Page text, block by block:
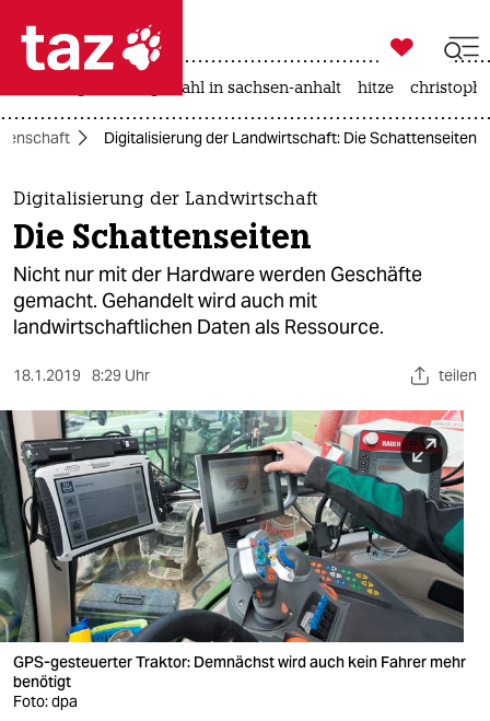
 taz zahl ich
taz zahl ich
themen
politik
öko
sport
berlin
nord
wahrheit
verlag
verlag

taz zahl ich
landtagswahl in sachsen-anhalt hitze
Digitalisierung der Landwirtschaft: Die Schattenseiten
Digitalisierung der Landwirtschaft
Die Schattenseiten
Nicht nur mit der Hardware werden Geschäfte
gemacht. Gehandelt wird auch mit
landwirtschaftlichen Daten als Ressource.
18.1.2019 8:29 Uhr teilen
GPS-gesteuerter Traktor: Demnächst wird auch kein Fahrer mehr
benötigt
Foto: dpa